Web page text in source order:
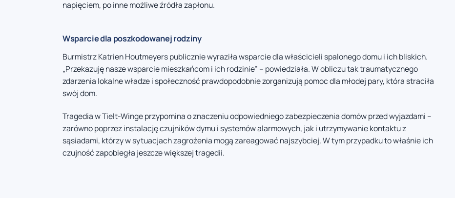
napięciem, po inne możliwe źródła zapłonu.
Wsparcie dla poszkodowanej rodziny
Burmistrz Katrien Houtmeyers publicznie wyraziła wsparcie dla właścicieli spalonego domu i ich bliskich.
„Przekazuję nasze wsparcie mieszkańcom i ich rodzinie” – powiedziała. W obliczu tak traumatycznego
zdarzenia lokalne władze i społeczność prawdopodobnie zorganizują pomoc dla młodej pary, która straciła
swój dom.
Tragedia w Tielt-Winge przypomina o znaczeniu odpowiedniego zabezpieczenia domów przed wyjazdami –
zarówno poprzez instalację czujników dymu i systemów alarmowych, jak i utrzymywanie kontaktu z
sąsiadami, którzy w sytuacjach zagrożenia mogą zareagować najszybciej. W tym przypadku to właśnie ich
czujność zapobiegła jeszcze większej tragedii.